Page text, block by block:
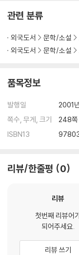
관련 분류
외국도서 문학/소설
외국도서
문학/소설
품목정보
발행일
2001
쪽수, 무게, 크기
248
ISBN13
리뷰/한줄평 0
리뷰
첫번째 리뷰어
되어주세요.
리뷰 쓰기